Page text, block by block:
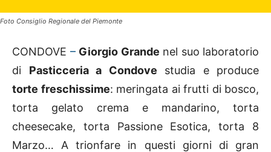
Foto Consiglio Regionale del Piemonte
CONDOVE – Giorgio Grande nel suo laboratorio
di Pasticceria a Condove studia e produce
torte freschissime: meringata ai frutti di bosco,
torta gelato crema e mandarino, torta
cheesecake, torta Passione Esotica, torta 8
Marzo… A trionfare in questi giorni di gran